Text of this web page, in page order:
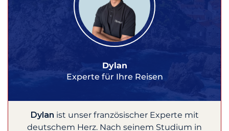
Dylan
Experte für Ihre Reisen
Dylan ist unser französischer Experte mit
deutschem Herz. Nach seinem Studium in